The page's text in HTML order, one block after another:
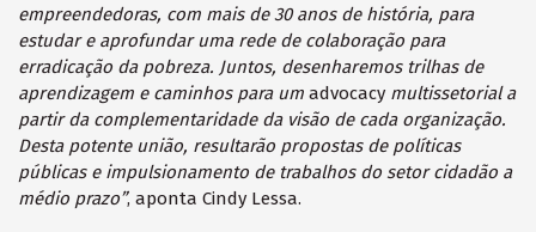
empreendedoras, com mais de 30 anos de história, para
estudar e aprofundar uma rede de colaboração para
erradicação da pobreza. Juntos, desenharemos trilhas de
aprendizagem e caminhos para um advocacy multissetorial a
partir da complementaridade da visão de cada organização.
Desta potente união, resultarão propostas de políticas
públicas e impulsionamento de trabalhos do setor cidadão a
médio prazo”, aponta Cindy Lessa.